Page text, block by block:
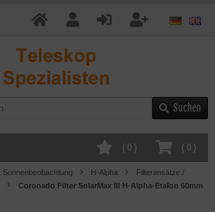
Suchen
( 0 )
( 0 )
Sonnenbeobachtung H-Alpha
Filteransätze /
Coronado Filter SolarMax III H-Alpha-Etalon 60mm